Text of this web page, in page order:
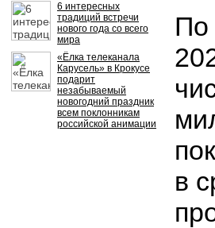
6 интересных
традиций встречи
нового года со всего
мира
«Ёлка телеканала
Карусель» в Крокусе
подарит
незабываемый
новогодний праздник
всем поклонникам
российской анимации
По
в